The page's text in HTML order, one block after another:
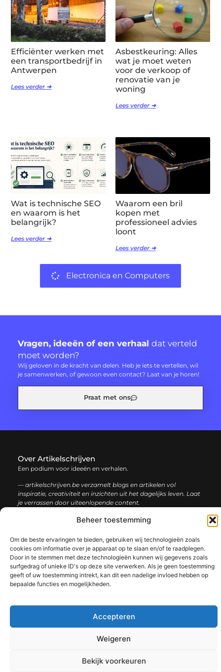
Beheer toestemming
Om de beste ervaringen te bieden, gebruiken wij technologieën zoals
cookies om informatie over je apparaat op te slaan en/of te raadplegen.
Door in te stemmen met deze technologieën kunnen wij gegevens zoals
surfgedrag of unieke ID's op deze site verwerken. Als je geen toestemming
geeft of uw toestemming intrekt, kan dit een nadelige invloed hebben op
bepaalde functies en mogelijkheden.
Accepteren
Weigeren
Bekijk voorkeuren
Efficiënter werken met
een transportbedrijf in
Antwerpen
Lees verder ➜
Asbestkeuring: Alles
wat je moet weten
voor de verkoop of
renovatie van je
woning
Lees verder ➜
Wat is technische SEO
en waarom is het
belangrijk?
Lees verder ➜
Waarom een bril
kopen met
professioneel advies
loont
Lees verder ➜
Electronica en Computers
Vragen, ideeën of een verhaal dat verteld
moet worden?
Wij geloven in de kracht van delen. Heb je iets te vertellen, wil
je samenwerken, of gewoon even contact? Laat van je horen!
Praat met ons
Over Artikelschrijven
Een podium voor ideeën en verhalen.
— artikelschrijven.be verzamelt blogs en artikelen vol
inspiratie, creativiteit en inzichten uit het dagelijks leven. Laat
je verrassen door uiteenlopende content.
informatie